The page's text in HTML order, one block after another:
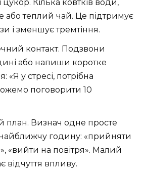
цукор. Кілька ковтків води,
або теплий чай. Це підтримує
і зменшує тремтіння.
контакт. Подзвони
або напиши коротке
«Я у стресі, потрібна
поговорити 10
план. Визнач одне просте
годину: «прийняти
«вийти на повітря». Малий
відчуття впливу.